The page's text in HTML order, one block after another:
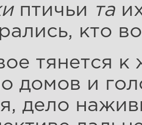
птичьи та
кто
тянется к
домов и
дело